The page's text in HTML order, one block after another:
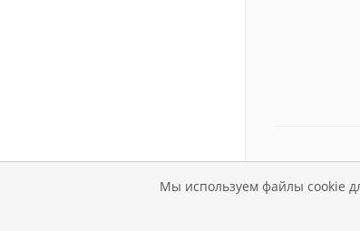
Мы используем файлы cookie
© Магазин